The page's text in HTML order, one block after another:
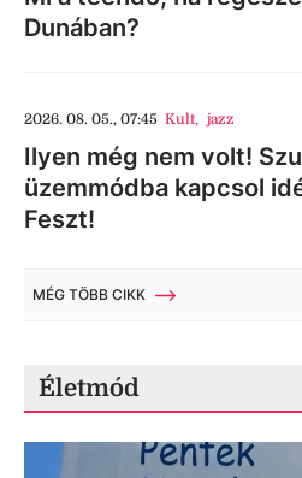
Dunában?
2026. 08. 05., 07:45 Kult, jazz
Ilyen még nem volt!
üzemmódba kapcsol
Feszt!
MÉG TÖBB CIKK
Életmód